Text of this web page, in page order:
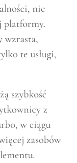
nie
platformy.
wzrasta,
te usługi,
szybkość
z
w ciągu
zasobów